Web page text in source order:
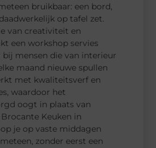
bruikbaar: een bord,
op tafel zet.
van creativiteit en
een workshop servies
mensen die van interieur
maand nieuwe spullen
met kwaliteitsverf en
waardoor het
oogt in plaats van
Keuken in
je op vaste middagen
zonder eerst een